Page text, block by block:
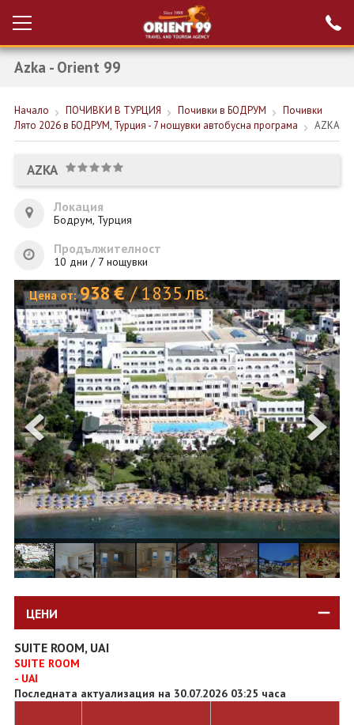
Вход за агенти
РАННИ ЗАПИСВАНИЯ ТУРЦИЯ
НОВА ГОДИНА ТУРЦИЯ
НОВА ГОДИНА
ПОЧИВКИ
КРУИЗИ
ЕКСКУРЗИИ
ОЩЕ
ЗА НАС
КОНТАКТИ
ФИРМЕНИ ДОКУМЕНТИ
0700 144 34 Запитване
ПОСЛЕДВАЙТЕ НИ
Azka - Orient 99
Начало ПОЧИВКИ В ТУРЦИЯ Почивки в БОДРУМ
Почивки
Лято 2026 в БОДРУМ, Турция - 7 нощувки автобусна програма
AZKA
AZKA
Локация
Бодрум, Турция
Продължителност
10 дни / 7 нощувки
Цена от:938€ / 1835лв.
ЦЕНИ
SUITE ROOM, UAI
SUITE ROOM
- UAI
Последната актуализация на 30.07.2026 03:25 часа